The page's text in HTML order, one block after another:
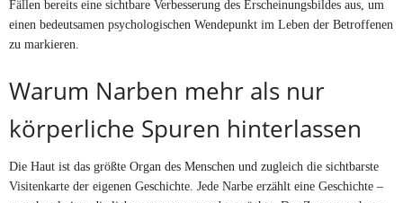
Fällen bereits eine sichtbare Verbesserung des Erscheinungsbildes aus, um
einen bedeutsamen psychologischen Wendepunkt im Leben der Betroffenen
zu markieren.
Warum Narben mehr als nur
körperliche Spuren hinterlassen
Die Haut ist das größte Organ des Menschen und zugleich die sichtbarste
Visitenkarte der eigenen Geschichte. Jede Narbe erzählt eine Geschichte –